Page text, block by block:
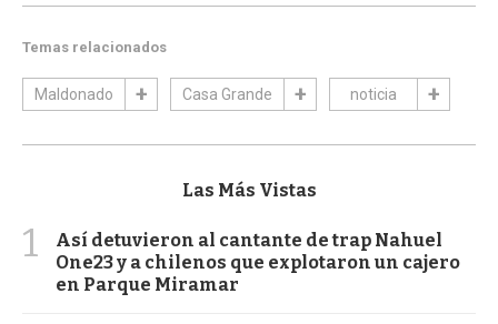
Temas relacionados
Maldonado Casa Grande noticia
Las Más Vistas
1
Así detuvieron al cantante de trap Nahuel
One23 y a chilenos que explotaron un cajero
en Parque Miramar